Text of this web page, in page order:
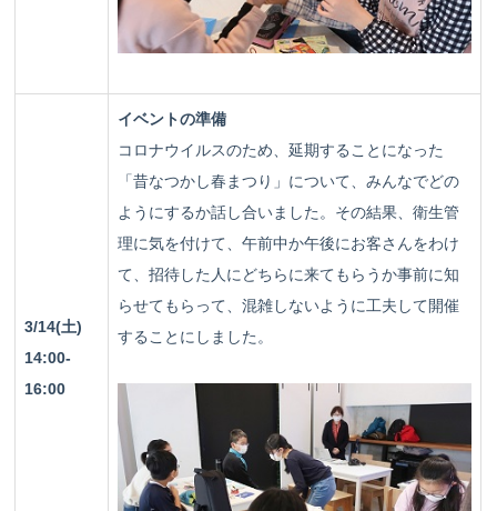
3/14(土)
14:00-
16:00
イベントの準備
コロナウイルスのため、延期することになった
「昔なつかし春まつり」について、みんなでどの
ようにするか話し合いました。その結果、衛生管
理に気を付けて、午前中か午後にお客さんをわけ
て、招待した人にどちらに来てもらうか事前に知
らせてもらって、混雑しないように工夫して開催
することにしました。